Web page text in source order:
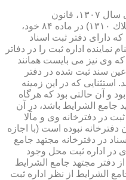
به تبعیت از قانون دفاتر اسناد رسمی سال ۱۳۰۷، قانون
جدیدالتصویب (قانون ثبت اسناد و املاك ۱۳۱۰) در ماده ۸۴ خود،
دارای دفتر ثبت اسناد
اداره ثبت را در دفاتر
وی نیز می بایست همانند
سند ثبت شده در دفتر
استثنایی كه در این زمینه
مرقوم بود و آن حالتی بود كه هرگاه
جامع الشرایط باشد، در آن
در دفترخانه وی و مآلا
دفترخانه نبوده است (با اجازه
در دفترخانه مجتهد جامع
در اداره ثبت محل وجود
دفتر مجتهد جامع الشرایط
الشرایط از نظر اداره ثبت